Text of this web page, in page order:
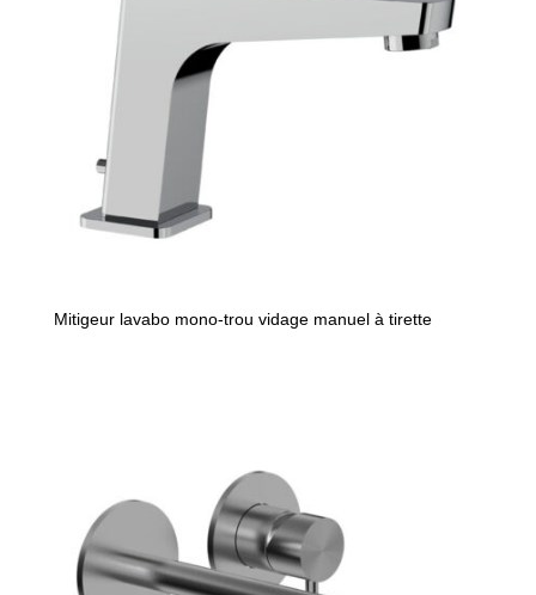
Mitigeur lavabo mono-trou vidage manuel à tirette